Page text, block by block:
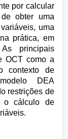
por calcular
obter uma
uma
prática, em
principais
OCT como a
contexto de
DEA
restrições de
o cálculo de